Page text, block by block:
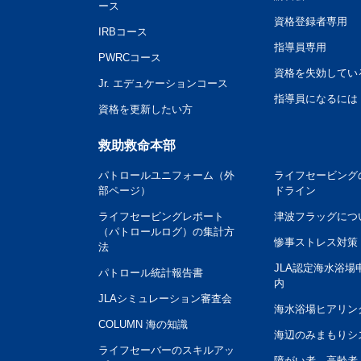
ース
IRBコース
PWRCコース
Jr. エデュケーションコース
資格を更新したい方
資格登録者専用
指導員専用
資格を失効してい
指導員になるには
救助救命本部
パトロールユニフォーム（外
部ページ）
ライフセービングレポート
（パトロールログ）の集計方
法
パトロール統計報告書
JLAシミュレーション審査会
COLUMN 海の知識
ライフセーバーのスキルアッ
ライフセービング
ドライン
津波フラッグにつ
惨事ストレス対策
JLA認定海水浴場
内
海水浴場ヒアリン
海辺のみまもりシ